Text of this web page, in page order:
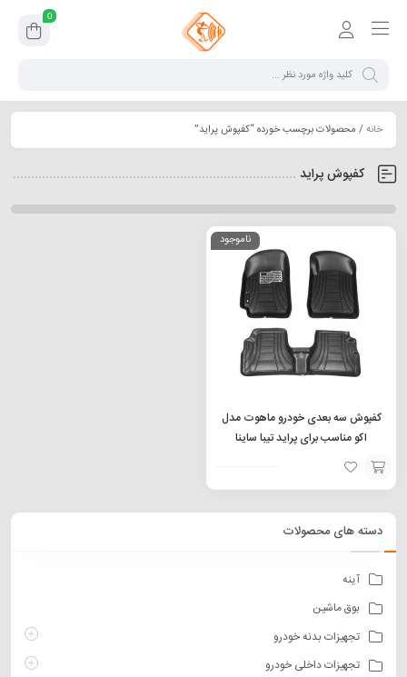
0
خانه/ محصولات برچسب خورده “کفپوش پراید”
کفپوش پراید
ناموجود
کفپوش سه بعدی خودرو ماهوت مدل
اکو مناسب برای پراید تیبا ساینا
انتخاب
دسته های محصولات
آینه
بوق ماشین
تجهیزات بدنه خودرو
تجهیزات داخلی خودرو